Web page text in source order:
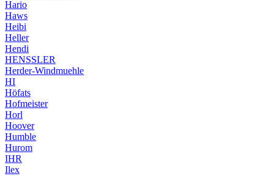
Hario
Haws
Heibi
Heller
Hendi
HENSSLER
Herder-Windmuehle
HI
Höfats
Hofmeister
Horl
Hoover
Humble
Hurom
IHR
Ilex